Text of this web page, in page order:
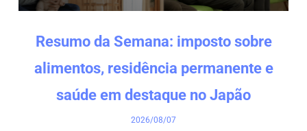
Resumo da Semana: imposto sobre
alimentos, residência permanente e
saúde em destaque no Japão
2026/08/07